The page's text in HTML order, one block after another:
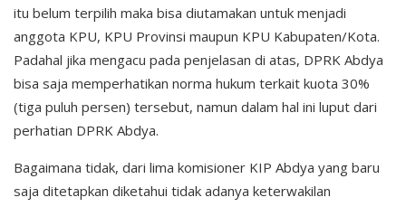
itu belum terpilih maka bisa diutamakan untuk menjadi
anggota KPU, KPU Provinsi maupun KPU Kabupaten/Kota.
Padahal jika mengacu pada penjelasan di atas, DPRK Abdya
bisa saja memperhatikan norma hukum terkait kuota 30%
(tiga puluh persen) tersebut, namun dalam hal ini luput dari
perhatian DPRK Abdya.
Bagaimana tidak, dari lima komisioner KIP Abdya yang baru
saja ditetapkan diketahui tidak adanya keterwakilan